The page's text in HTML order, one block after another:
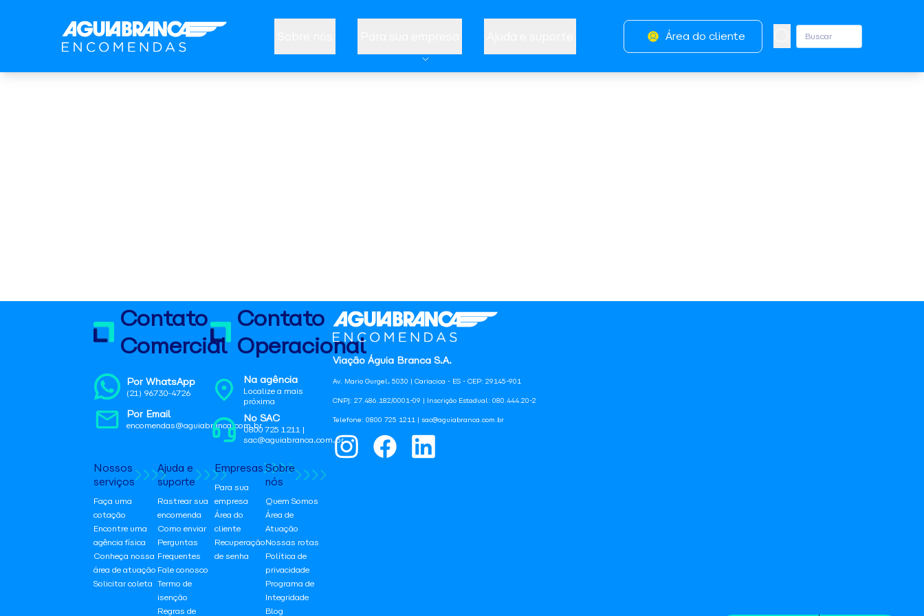
Área do cliente
Viação Águia Branca S.A.
Av. Mario Gurgel, 5030 | Cariacica - ES - CEP: 29145-901
CNPJ: 27.486.182/0001-09 | Inscrição Estadual: 080.444.20-2
Telefone: 0800 725 1211 | sac@aguiabranca.com.br
Contato
Comercial
Por WhatsApp
(21) 96730-4726
Por Email
encomendas@aguiabranca.com.br
Contato
Operacional
Na agência
Localize a mais
próxima
No SAC
0800 725 1211 |
sac@aguiabranca.com.br
Nossos
serviços
Faça uma
cotação
Encontre uma
agência física
Conheça nossa
área de atuação
Solicitar coleta
Ajuda e
suporte
Rastrear sua
encomenda
Como enviar
Perguntas
Frequentes
Fale conosco
Termo de
isenção
Regras de
Empresas
Para sua
empresa
Área do
cliente
Recuperação
de senha
Sobre
nós
Quem Somos
Área de
Atuação
Nossas rotas
Política de
privacidade
Programa de
Integridade
Blog